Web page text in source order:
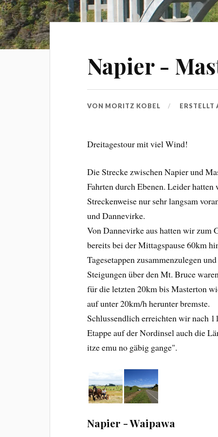
Napier -
VON MORITZ KOBEL ERSTELLT
Dreitagestour mit viel Wind!
Die Strecke zwischen Napier und
Fahrten durch Ebenen. Leider
Streckenweise nur sehr langsam
und Dannevirke.
Von Dannevirke aus hatten wir zum
bereits bei der Mittagspause 60km
Tagesetappen zusammenzulegen
Steigungen über den Mt. Bruce
für die letzten 20km bis Masterton
auf unter 20km/h herunter bremste.
Schlussendlich erreichten wir nach
Etappe auf der Nordinsel auch die
itze emu no gäbig gange".
Napier - Waipawa